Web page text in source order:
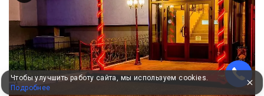
Чтобы улучшить работу сайта, мы используем cookies.
Подробнее